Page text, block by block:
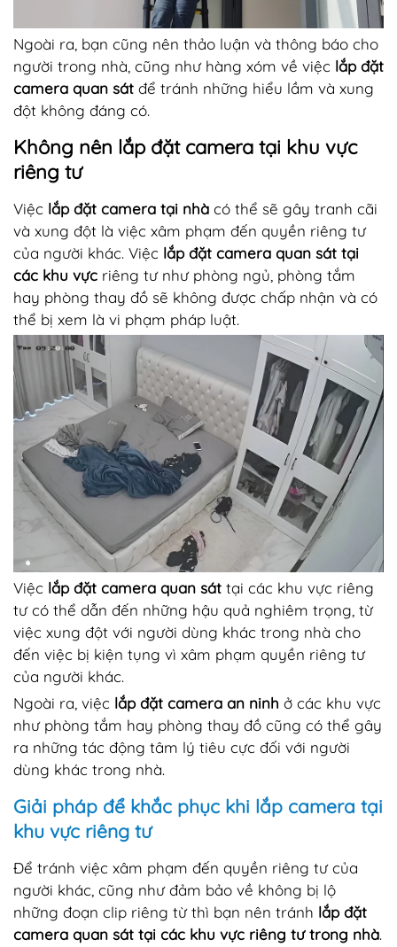
Ngoài ra, bạn cũng nên thảo luận và thông báo cho
người trong nhà, cũng như hàng xóm về việc lắp đặt
camera quan sát để tránh những hiểu lầm và xung
đột không đáng có.
Không nên lắp đặt camera tại khu vực
riêng tư
Việc lắp đặt camera tại nhà có thể sẽ gây tranh cãi
và xung đột là việc xâm phạm đến quyền riêng tư
của người khác. Việc lắp đặt camera quan sát tại
các khu vực riêng tư như phòng ngủ, phòng tắm
hay phòng thay đồ sẽ không được chấp nhận và có
thể bị xem là vi phạm pháp luật.
Việc lắp đặt camera quan sát tại các khu vực riêng
tư có thể dẫn đến những hậu quả nghiêm trọng, từ
việc xung đột với người dùng khác trong nhà cho
đến việc bị kiện tụng vì xâm phạm quyền riêng tư
của người khác.
Ngoài ra, việc lắp đặt camera an ninh ở các khu vực
như phòng tắm hay phòng thay đồ cũng có thể gây
ra những tác động tâm lý tiêu cực đối với người
dùng khác trong nhà.
Giải pháp để khắc phục khi lắp camera tại
khu vực riêng tư
Để tránh việc xâm phạm đến quyền riêng tư của
người khác, cũng như đảm bảo về không bị lộ
những đoạn clip riêng từ thì bạn nên tránh lắp đặt
camera quan sát tại các khu vực riêng tư trong nhà.